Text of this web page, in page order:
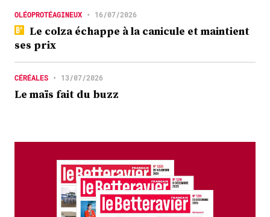
OLÉOPROTÉAGINEUX • 16/07/2026
Le colza échappe à la canicule et maintient
ses prix
CÉRÉALES • 13/07/2026
Le maïs fait du buzz